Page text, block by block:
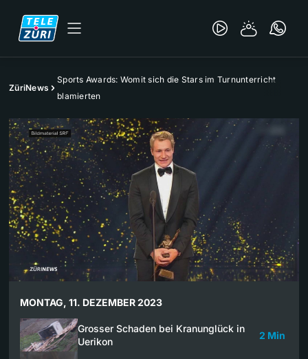
ZüriNews
Sports Awards: Womit sich die Stars im Turnunterricht
blamierten
MONTAG, 11. DEZEMBER 2023
Grosser Schaden bei Kranunglück in
Uerikon
2 Min